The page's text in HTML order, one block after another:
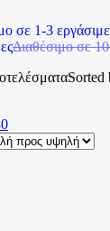
σε 1-3
Διαθέσιμο σε
Sorted